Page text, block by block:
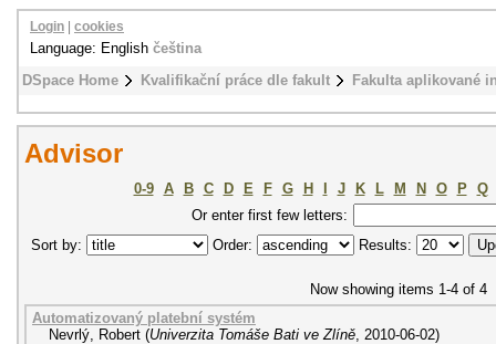
DSpace Home Kvalifikační práce dle fakult Fakulta aplikované
Login cookies
Language: English čeština
Advisor
0-9 A B C D E F G H J K L M N O P
Q
Or enter first few letters:
Sort by:
Order: Results:
Now showing items 1-4 of 4
Automatizovaný platební systém
Nevrlý, Robert (Univerzita Tomáše Bati ve Zlíně, 2010-06-02)